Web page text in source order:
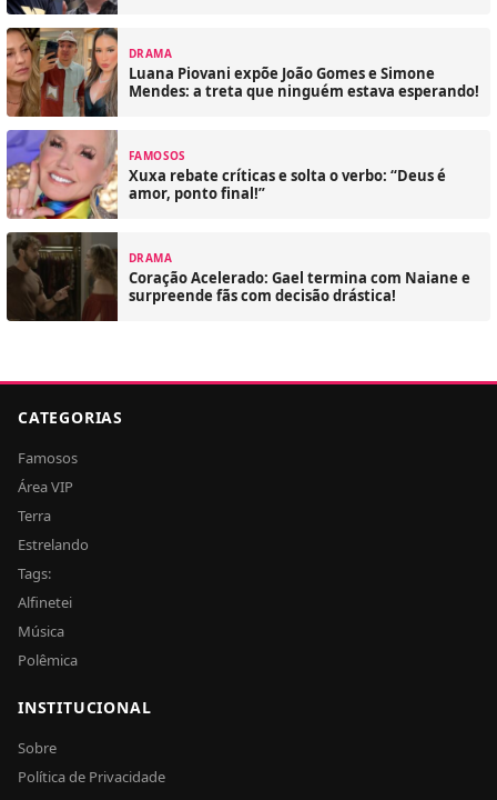
DRAMA
Luana Piovani expõe João Gomes e Simone
Mendes: a treta que ninguém estava esperando!
FAMOSOS
Xuxa rebate críticas e solta o verbo: “Deus é
amor, ponto final!”
DRAMA
Coração Acelerado: Gael termina com Naiane e
surpreende fãs com decisão drástica!
CATEGORIAS
Famosos
Área VIP
Terra
Estrelando
Tags:
Alfinetei
Música
Polêmica
INSTITUCIONAL
Sobre
Política de Privacidade